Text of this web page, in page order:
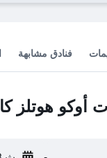
فنادق مشابهة
هوتلز